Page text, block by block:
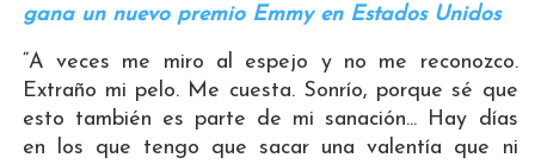
gana un nuevo premio Emmy en Estados Unidos
“A veces me miro al espejo y no me reconozco.
Extraño mi pelo. Me cuesta. Sonrío, porque sé que
esto también es parte de mi sanación... Hay días
en los que tengo que sacar una valentía que ni